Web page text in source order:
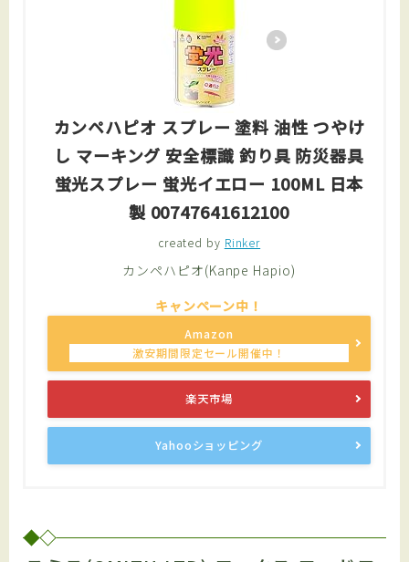
Follow Me
カンペハピオ スプレー 塗料 油性 つやけ
し マーキング 安全標識 釣り具 防災器具
蛍光スプレー 蛍光イエロー 100ML 日本
製 00747641612100
created by Rinker
カンペハピオ(Kanpe Hapio)
Amazon
楽天市場
Yahooショッピング